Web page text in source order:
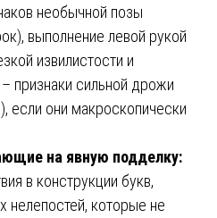
необычной позы
выполнение левой рукой
извилистости и
– признаки сильной дрожи
если они макроскопически
на явную подделку:
в конструкции букв,
нелепостей, которые не